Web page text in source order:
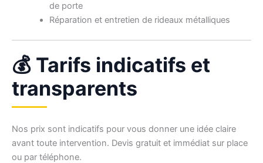
de porte
Réparation et entretien de rideaux métalliques
💰 Tarifs indicatifs et
transparents
Nos prix sont indicatifs pour vous donner une idée claire
avant toute intervention. Devis gratuit et immédiat sur place
ou par téléphone.